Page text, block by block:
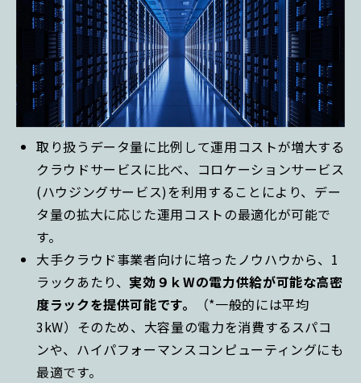
取り扱うデータ量に比例して運用コストが増大する
クラウドサービスに比べ、コロケーションサービス
(ハウジングサービス)を利用することにより、デー
タ量の拡大に応じた運用コストの最適化が可能で
す。
大手クラウド事業者向けに培ったノウハウから、1
ラックあたり、 実効９ｋWの電力供給が可能な高密
度ラックを提供可能です。
（*一般的には平均
3kW）そのため、大容量の電力を消費するスパコ
ンや、ハイパフォーマンスコンピューティングにも
最適です。